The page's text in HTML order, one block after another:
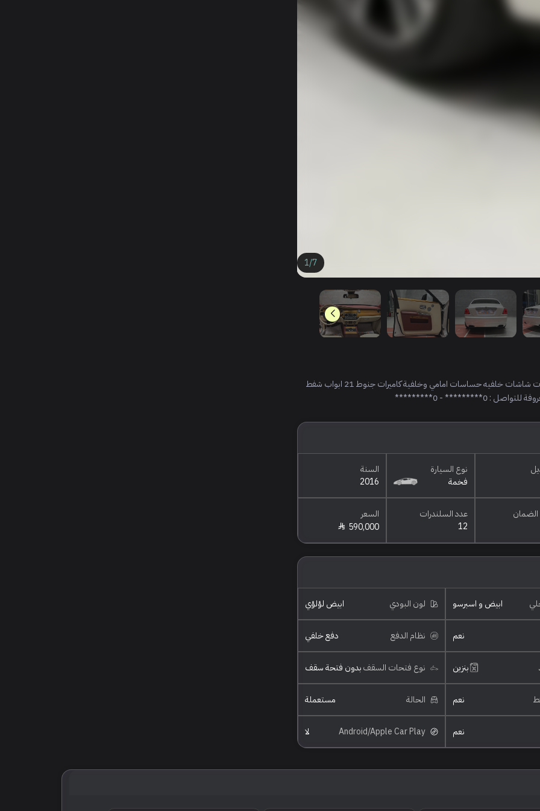
1/7
وكالة فل اربع ازارير 2016 ماشي 44000 بروجكتور شاشة معلومات شاشات خلفيه حساسات امامي وخلفية كاميرات جنوط 21 ابواب شفط
- 0*********
نوع السيارة
فخمة
السنة
2016
عدد السلندرات
12
السعر
590,000
ابيض و اسبرسو لون البودي ابيض لؤلؤي
نعم نظام الدفع دفع خلفي
بنزين نوع فتحات السقفبدون فتحة سقف
نعم الحالة مستعملة
نعم لا